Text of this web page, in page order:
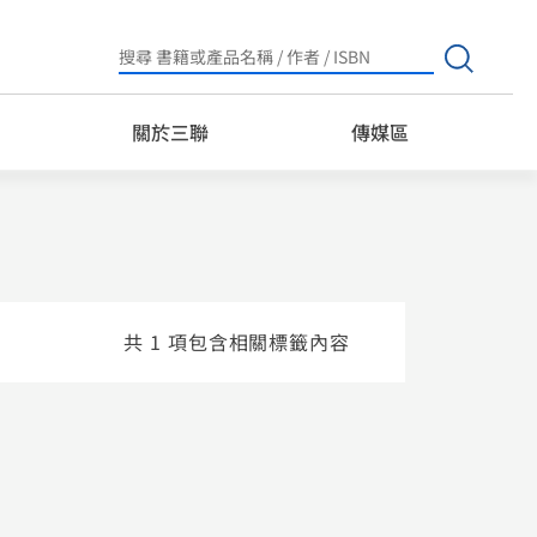
Search
for:
關於三聯 傳媒區
共 1 項包含相關標籤內容